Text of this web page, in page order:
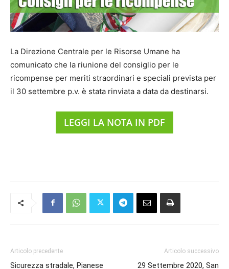
La Direzione Centrale per le Risorse Umane ha
comunicato che la riunione del consiglio per le
ricompense per meriti straordinari e speciali prevista per
il 30 settembre p.v. è stata rinviata a data da destinarsi.
LEGGI LA NOTA IN PDF
Articolo precedente
Sicurezza stradale, Pianese
Articolo successivo
29 Settembre 2020, San